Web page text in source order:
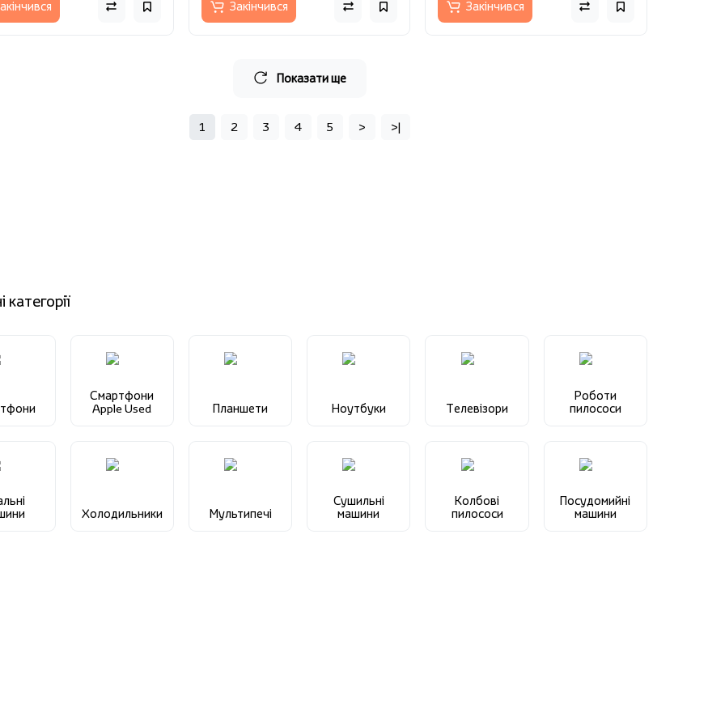
Закінчився Закінчився
Показати ще
1 2 3 4 5 > >|
категорії
Смартфони
Apple Used
Планшети Ноутбуки Телевізори
Роботи
пилососи
Холодильники Мультипечі
Сушильні
машини
Колбові
пилососи
Посудомийні
машини